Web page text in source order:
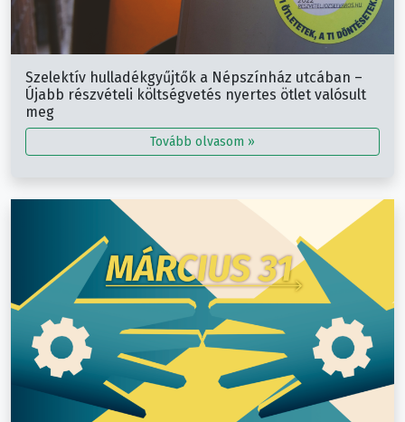
Szelektív hulladékgyűjtők a Népszínház utcában –
Újabb részvételi költségvetés nyertes ötlet valósult
meg
Tovább olvasom »